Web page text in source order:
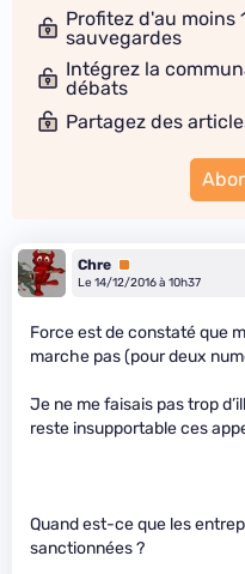
Profitez d'au moins
sauvegardes
Intégrez la
débats
Partagez des
Chre Premium
Le 14/12/2016 à 10h37
Force est de constaté que
marche pas (pour deux
Je ne me faisais pas trop
reste insupportable ces
Quand est-ce que les
sanctionnées ?